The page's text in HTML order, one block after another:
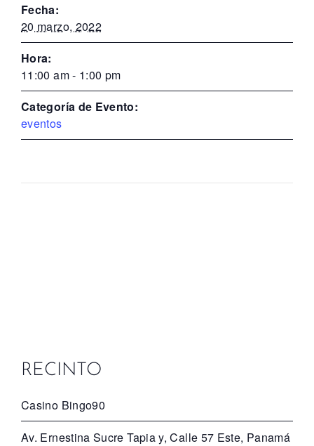
Fecha:
20 marzo, 2022
Hora:
11:00 am - 1:00 pm
Categoría de Evento:
eventos
RECINTO
Casino Bingo90
Av. Ernestina Sucre Tapia y, Calle 57 Este, Panamá